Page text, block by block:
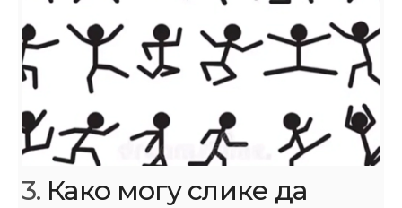
3. Како могу слике да